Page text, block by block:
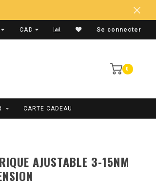
Expédition Rapide
CAD Se connecter
0
CARTE CADEAU
AJUSTABLE 3-15NM